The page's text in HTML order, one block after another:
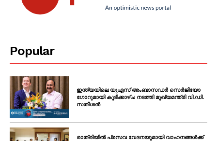
PALA VISION
Popular
ഇന്ത്യയിലെ യുഎസ് അംബാസഡർ സെർജിയോ
ഗോറുമായി കൂടിക്കാഴ്ച നടത്തി മുഖ്യമന്ത്രി വി.ഡി.
സതീശൻ
രാത്രിയിൽ പ്രസവ വേദനയുമായി വാഹനങ്ങൾക്ക്